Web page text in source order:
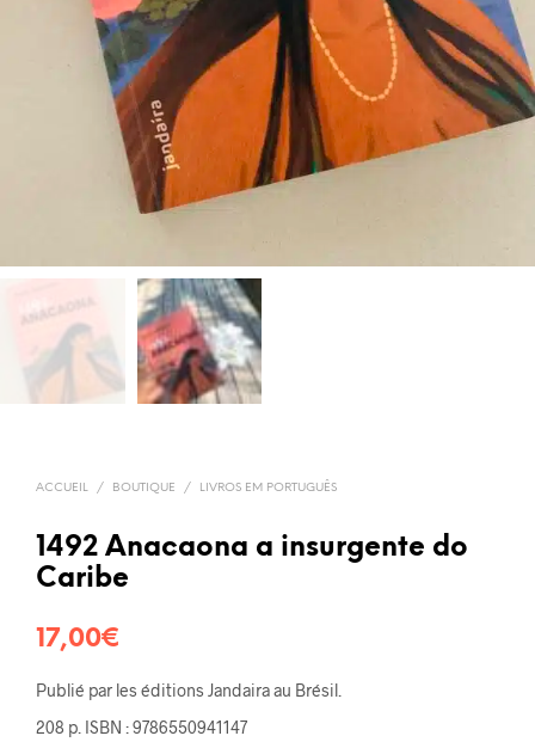
ACCUEIL / BOUTIQUE / LIVROS EM PORTUGUÊS
1492 Anacaona a insurgente do
Caribe
17,00€
Publié par les éditions Jandaira au Brésil.
208 p. ISBN : 9786550941147